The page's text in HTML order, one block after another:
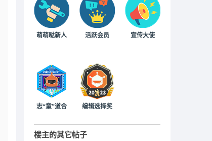
萌萌哒新人 活跃会员 宣传大使
志“童”道合 编辑选择奖
楼主的其它帖子